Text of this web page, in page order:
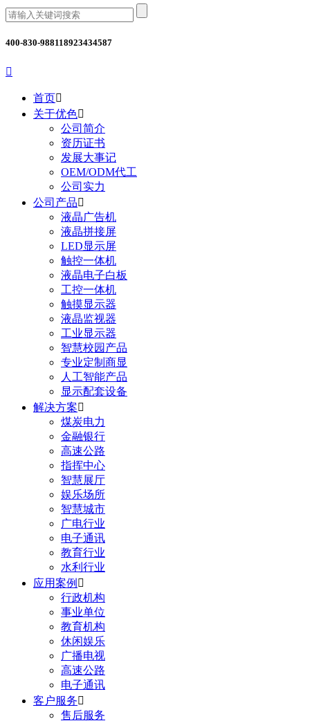
400-830-988118923434587

首页
关于优色
公司简介
资历证书
发展大事记
OEM/ODM代工
公司实力
公司产品
液晶广告机
液晶拼接屏
LED显示屏
触控一体机
液晶电子白板
工控一体机
触摸显示器
液晶监视器
工业显示器
智慧校园产品
专业定制商显
人工智能产品
显示配套设备
解决方案
煤炭电力
金融银行
高速公路
指挥中心
智慧展厅
娱乐场所
智慧城市
广电行业
电子通讯
教育行业
水利行业
应用案例 
行政机构
事业单位
教育机构
休闲娱乐
广播电视
高速公路
电子通讯
客户服务
售后服务